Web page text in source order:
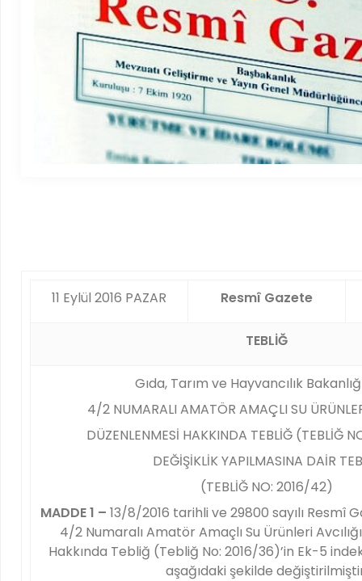
11 Eylül 2016 PAZAR Resmî Gazete
TEBLİĞ
Gıda, Tarım ve Hayvancılık
4/2 NUMARALI AMATÖR AMAÇLI SU
DÜZENLENMESİ HAKKINDA TEBLİĞ (TEBLİĞ
DEĞİŞİKLİK YAPILMASINA DAİR
(TEBLİĞ NO: 2016/42)
MADDE 1 – 13/8/2016 tarihli ve 29800 sayılı Resmî
4/2 Numaralı Amatör Amaçlı Su Ürünleri
Hakkında Tebliğ (Tebliğ No: 2016/36)’in Ek-5
aşağıdaki şekilde